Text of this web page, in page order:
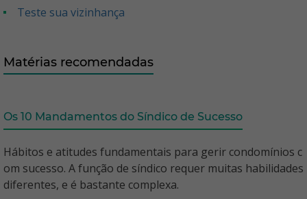
Teste sua vizinhança
Matérias recomendadas
Os 10 Mandamentos do Síndico de Sucesso
Hábitos e atitudes fundamentais para gerir condomínios c
om sucesso. A função de síndico requer muitas habilidades
diferentes, e é bastante complexa.